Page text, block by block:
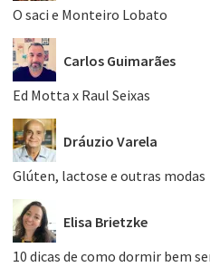
O saci e Monteiro Lobato
Carlos Guimarães
Ed Motta x Raul Seixas
Dráuzio Varela
Glúten, lactose e outras modas
Elisa Brietzke
10 dicas de como dormir bem